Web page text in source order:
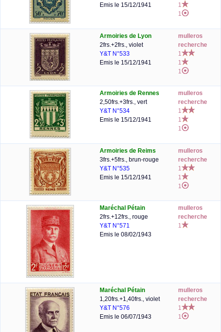
Emis le 15/12/1941
1
1
Armoiries de Lyon
2frs.+2frs., violet
Y&T N°533
Emis le 15/12/1941
mulleros
recherche
1
1
1
Armoiries de Rennes
2,50frs.+3frs., vert
Y&T N°534
Emis le 15/12/1941
mulleros
recherche
1
1
1
Armoiries de Reims
3frs.+5frs., brun-rouge
Y&T N°535
Emis le 15/12/1941
mulleros
recherche
1
1
1
Maréchal Pétain
2frs.+12frs., rouge
Y&T N°571
Emis le 08/02/1943
mulleros
recherche
1
Maréchal Pétain
1,20frs.+1,40frs., violet
Y&T N°576
Emis le 06/07/1943
mulleros
recherche
1
1